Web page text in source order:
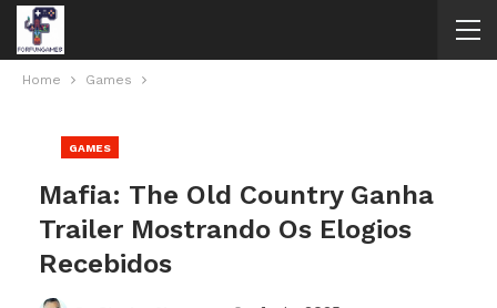
Home Games
GAMES
Mafia: The Old Country Ganha
Trailer Mostrando Os Elogios
Recebidos